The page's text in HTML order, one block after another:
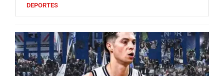
DEPORTES